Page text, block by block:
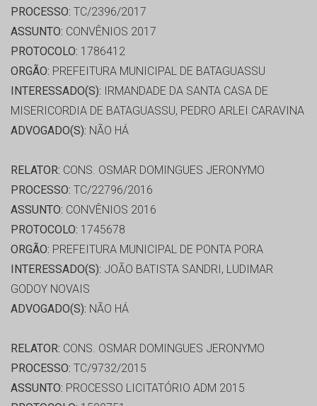
PROCESSO: TC/2396/2017
ASSUNTO: CONVÊNIOS 2017
PROTOCOLO: 1786412
ORGÃO: PREFEITURA MUNICIPAL DE BATAGUASSU
INTERESSADO(S): IRMANDADE DA SANTA CASA DE
MISERICORDIA DE BATAGUASSU, PEDRO ARLEI CARAVINA
ADVOGADO(S): NÃO HÁ
RELATOR: CONS. OSMAR DOMINGUES JERONYMO
PROCESSO: TC/22796/2016
ASSUNTO: CONVÊNIOS 2016
PROTOCOLO: 1745678
ORGÃO: PREFEITURA MUNICIPAL DE PONTA PORA
INTERESSADO(S): JOÃO BATISTA SANDRI, LUDIMAR
GODOY NOVAIS
ADVOGADO(S): NÃO HÁ
RELATOR: CONS. OSMAR DOMINGUES JERONYMO
PROCESSO: TC/9732/2015
ASSUNTO: PROCESSO LICITATÓRIO ADM 2015